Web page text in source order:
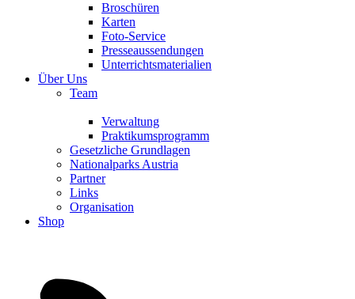
Broschüren
Karten
Foto-Service
Presseaussendungen
Unterrichtsmaterialien
Über Uns
Team
Verwaltung
Praktikumsprogramm
Gesetzliche Grundlagen
Nationalparks Austria
Partner
Links
Organisation
Shop